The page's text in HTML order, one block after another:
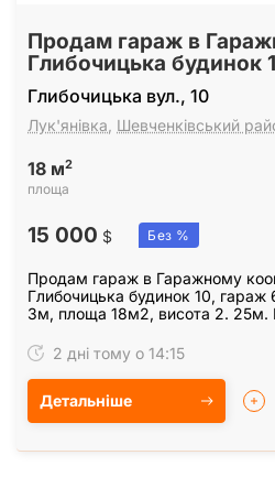
Продам гараж в
Глибочицька будинок
Глибочицька вул., 10
Лук'янівка, Шевченківський
18 м2
площа
15 000 $ Без %
Продам гараж в Гаражному
Глибочицька будинок 10,
3м, площа 18м2, висота 2. 25м.
2 дні тому о 14:15
Детальніше